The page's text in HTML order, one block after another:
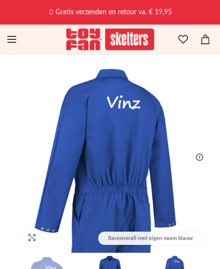
Gratis verzenden en retour va. € 19,95
Raceoverall met eigen naam blauw
Afbeelding vergroten